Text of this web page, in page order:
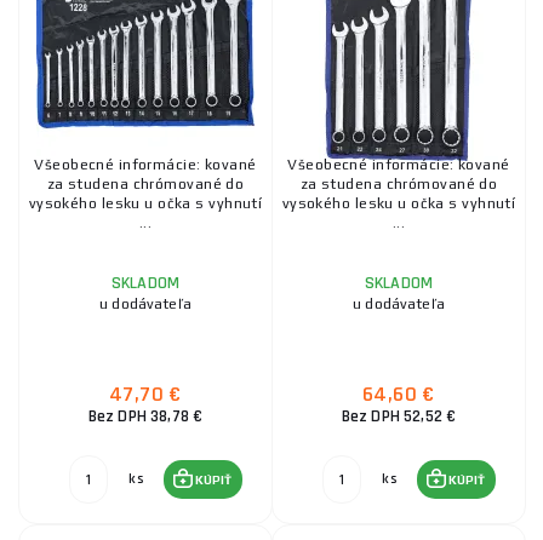
Všeobecné informácie: kované
za studena chrómované do
vysokého lesku u očka s vyhnutí
...
SKLADOM
u dodávateľa
47,70 €
Bez DPH 38,78 €
ks KÚPIŤ
Všeobecné informácie: kované
za studena chrómované do
vysokého lesku u očka s vyhnutí
...
SKLADOM
u dodávateľa
64,60 €
Bez DPH 52,52 €
ks KÚPIŤ